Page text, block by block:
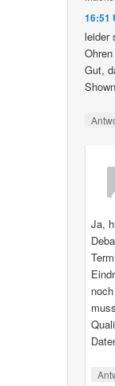
16:51
leider
Gut,
Ja,